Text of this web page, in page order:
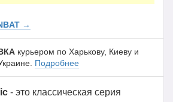
→
курьером по Харькову, Киеву и
Подробнее
- это классическая серия